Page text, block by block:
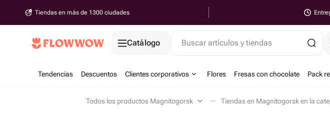
Tiendas en más de 1300 ciudades
Catálogo Buscar artículos y tiendas
Tendencias Descuentos Clientes corporativos Flores Fresas con chocolate Pack
Todos los productos Magnitogorsk Tiendas en Magnitogorsk en la